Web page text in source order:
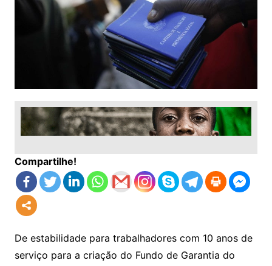
Compartilhe!
De estabilidade para trabalhadores com 10 anos de
serviço para a criação do Fundo de Garantia do